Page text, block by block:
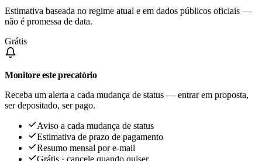
Estimativa baseada no regime atual e em dados públicos oficiais —
não é promessa de data.
Grátis
Monitore este precatório
Receba um alerta a cada mudança de status — entrar em proposta,
ser depositado, ser pago.
Aviso a cada mudança de status
Estimativa de prazo de pagamento
Resumo mensal por e-mail
Grátis · cancele quando quiser